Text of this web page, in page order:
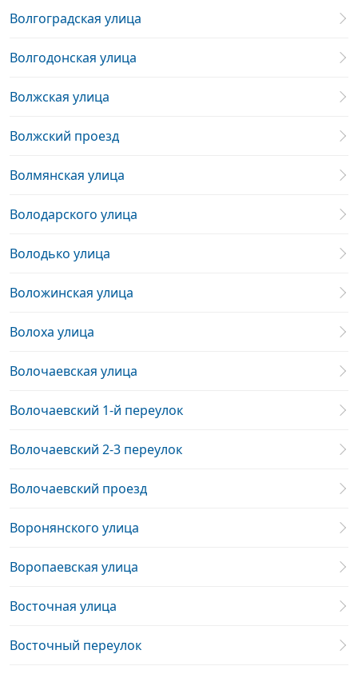
Волгоградская улица
Волгодонская улица
Волжская улица
Волжский проезд
Волмянская улица
Володарского улица
Володько улица
Воложинская улица
Волоха улица
Волочаевская улица
Волочаевский 1-й переулок
Волочаевский 2-3 переулок
Волочаевский проезд
Воронянского улица
Воропаевская улица
Восточная улица
Восточный переулок